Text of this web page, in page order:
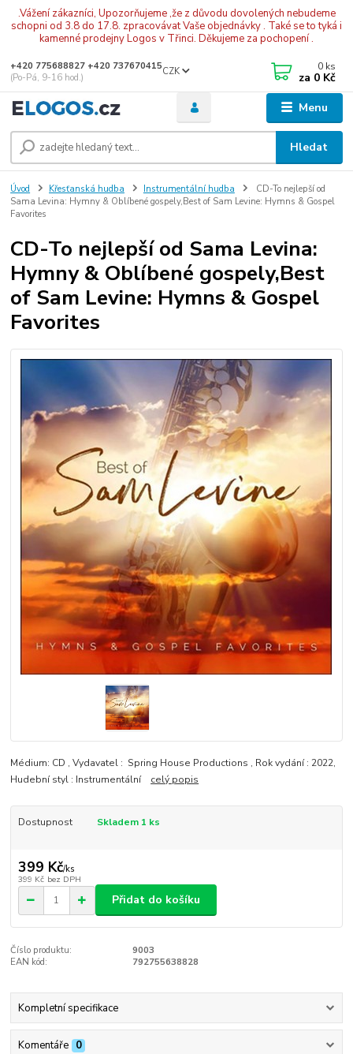
.Vážení zákazníci, Upozorňujeme ,že z důvodu dovolených nebudeme
schopni od 3.8 do 17.8. zpracovávat Vaše objednávky . Také se to tyká i
kamenné prodejny Logos v Třinci. Děkujeme za pochopení .
Menu
CZK
Hledat
+420 775688827 +420 737670415
(Po-Pá, 9-16 hod.)
0 ks
za 0 Kč
Úvod Křesťanská hudba Instrumentální hudba
CD-To nejlepší od
Sama Levina: Hymny & Oblíbené gospely,Best of Sam Levine: Hymns & Gospel
Favorites
CD-To nejlepší od Sama Levina:
Hymny & Oblíbené gospely,Best
of Sam Levine: Hymns & Gospel
Favorites
Médium: CD , Vydavatel : Spring House Productions , Rok vydání : 2022,
Hudební styl : Instrumentální celý popis
Dostupnost Skladem 1 ks
399 Kč/ks
399 Kč bez DPH
Přidat do košíku
Číslo produktu:
9003
EAN kód:
792755638828
Kompletní specifikace
Komentáře 0